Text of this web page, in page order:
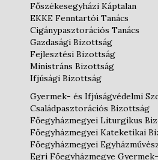
Főszékesegyházi Káptalan
EKKE Fenntartói Tanács
Cigánypasztorációs Tanács
Gazdasági Bizottság
Fejlesztési Bizottság
Ministráns Bizottság
Ifjúsági Bizottság
Gyermek- és Ifjúságvédelmi
Családpasztorációs Bizottság
Főegyházmegyei Liturgikus
Főegyházmegyei Kateketikai
Főegyházmegyei
Egri Főegyházmegye